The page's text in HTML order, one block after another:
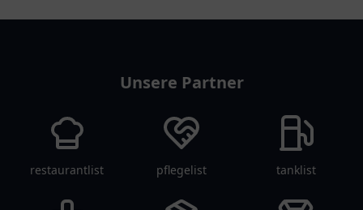
Unsere Partner
restaurantlist pflegelist tanklist